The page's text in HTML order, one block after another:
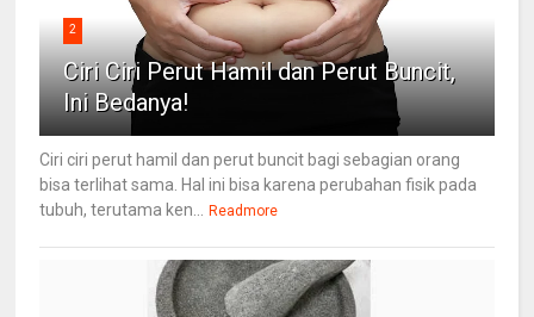
2
Ciri Ciri Perut Hamil dan Perut Buncit,
Ini Bedanya!
Ciri ciri perut hamil dan perut buncit bagi sebagian orang
bisa terlihat sama. Hal ini bisa karena perubahan fisik pada
tubuh, terutama ken...
Readmore